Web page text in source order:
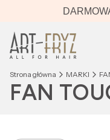
Strona główna MARKI
FAN